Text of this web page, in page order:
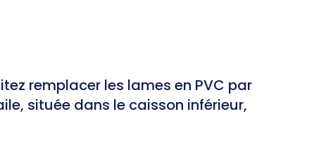
remplacer les lames en PVC par
située dans le caisson inférieur,